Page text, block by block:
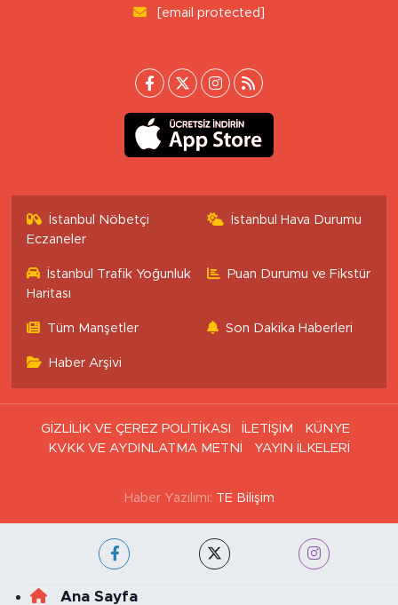
[email protected]
İstanbul Nöbetçi
Eczaneler
İstanbul Hava Durumu
İstanbul Trafik Yoğunluk
Haritası
Puan Durumu ve Fikstür
Tüm Manşetler Son Dakika Haberleri
Haber Arşivi
GİZLİLİK VE ÇEREZ POLİTİKASI İLETİŞİM
KÜNYE
KVKK VE AYDINLATMA METNİ
YAYIN İLKELERİ
Haber Yazılımı: TE Bilişim
Ana Sayfa